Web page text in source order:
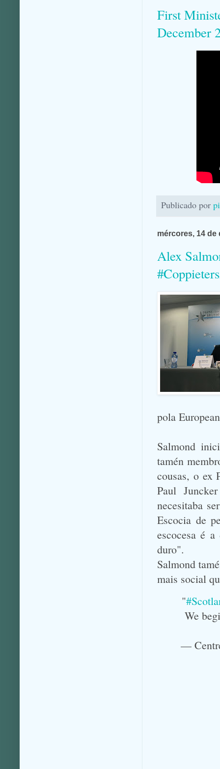
First
December
Publicado por
mércores, 14 de
Alex
pola
Salmond
tamén
cousas, o ex
Paul
necesitaba
Escocia de
escocesa é
duro".
Salmond
mais social
"
We
—